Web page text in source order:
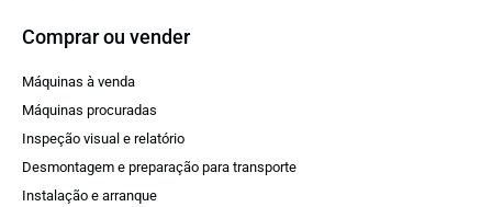
Comprar ou vender
Máquinas à venda
Máquinas procuradas
Inspeção visual e relatório
Desmontagem e preparação para transporte
Instalação e arranque